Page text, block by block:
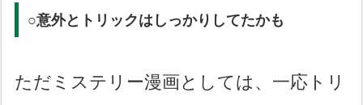
○意外とトリックはしっかりしてたかも
ただミステリー漫画としては、一応トリ